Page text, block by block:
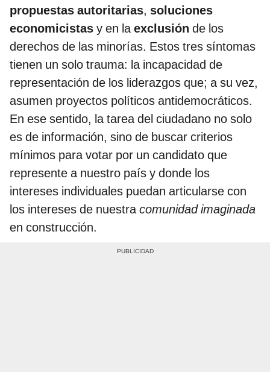
propuestas autoritarias, soluciones
economicistas y en laexclusión de los
derechos de las minorías. Estos tres síntomas
tienen un solo trauma: la incapacidad de
representación de los liderazgos que; a su vez,
asumen proyectos políticos antidemocráticos.
En ese sentido, la tarea del ciudadano no solo
es de información, sino de buscar criterios
mínimos para votar por un candidato que
represente a nuestro país y donde los
intereses individuales puedan articularse con
los intereses de nuestracomunidad imaginada
en construcción.